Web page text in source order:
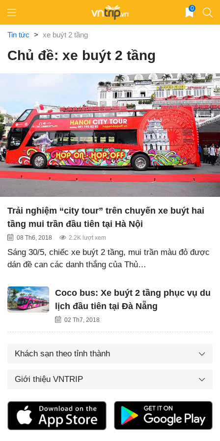
content
0
Tin tức > xe buýt 2 tầng
Chủ đề: xe buýt 2 tầng
Trải nghiệm “city tour” trên chuyến xe buýt hai
tầng mui trần đầu tiên tại Hà Nội
08 Th6, 2018 2.2K lượt xem
Sáng 30/5, chiếc xe buýt 2 tầng, mui trần màu đỏ được
dán đề can các danh thắng của Thủ…
Coco bus: Xe buýt 2 tầng phục vụ du
lịch đầu tiên tại Đà Nẵng
02 Th7, 2018
Khách sạn theo tỉnh thành
Giới thiệu VNTRIP